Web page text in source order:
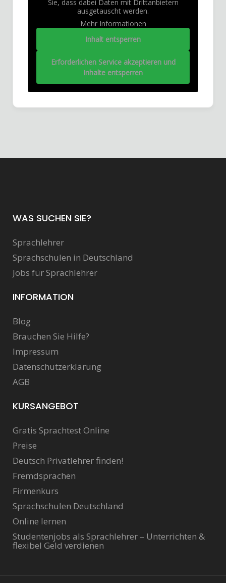
Sie, dass dabei Daten mit Drittanbietern
ausgetauscht werden.
Mehr Informationen
Inhalt entsperren
Erforderlichen Service akzeptieren und
Inhalte entsperren
WAS SUCHEN SIE?
Sprachlehrer
Sprachschulen in Deutschland
Jobs für Sprachlehrer
INFORMATION
Blog
Brauchen Sie Hilfe?
Impressum
Datenschutzerklärung
AGB
KURSANGEBOT
Gratis Sprachtest Online
Preise
Deutsch Privatlehrer finden!
Fremdsprachen
Firmenkurs
Sprachschulen Deutschland
Online lernen
Studentenjobs als Sprachlehrer – Unterrichten &
flexibel Geld verdienen